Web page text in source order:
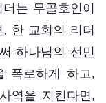
는 무골호인이
한 교회의 리더
하나님의 선민
폭로하게 하고,
역을 지킨다면,